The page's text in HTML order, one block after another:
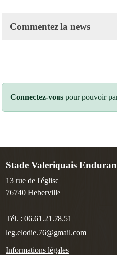
Commentez la news
Connectez-vous pour pouvoir
Stade Valeriquais
13 rue de l'église
76740 Heberville
Tél. : 06.61.21.78.51
leg.elodie.76@gmail.com
Informations légales